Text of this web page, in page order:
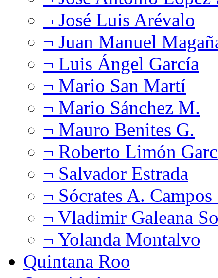
¬ José Luis Arévalo
¬ Juan Manuel
¬ Luis Ángel García
¬ Mario San Martí
¬ Mario Sánchez M.
¬ Mauro Benites G.
¬ Roberto Limón
¬ Salvador Estrada
¬ Sócrates A.
¬ Vladimir Galeana
¬ Yolanda Montalvo
Quintana Roo